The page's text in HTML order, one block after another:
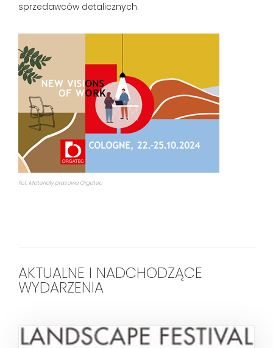
sprzedawców detalicznych.
Fot. Materiały prasowe Orgatec
AKTUALNE I NADCHODZĄCE
WYDARZENIA